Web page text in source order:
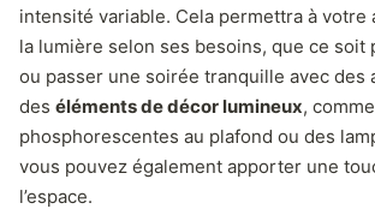
intensité variable. Cela permettra à votre
la lumière selon ses besoins, que ce soit
ou passer une soirée tranquille avec des
des éléments de décor lumineux,
phosphorescentes au plafond ou des
vous pouvez également apporter une
l’espace.